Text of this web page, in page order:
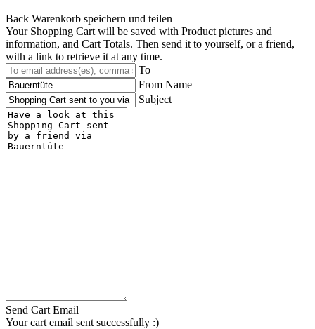
Back Warenkorb speichern und teilen
Your Shopping Cart will be saved with Product pictures and
information, and Cart Totals. Then send it to yourself, or a friend,
with a link to retrieve it at any time.
To
From Name
Subject
Send Cart Email
Your cart email sent successfully :)